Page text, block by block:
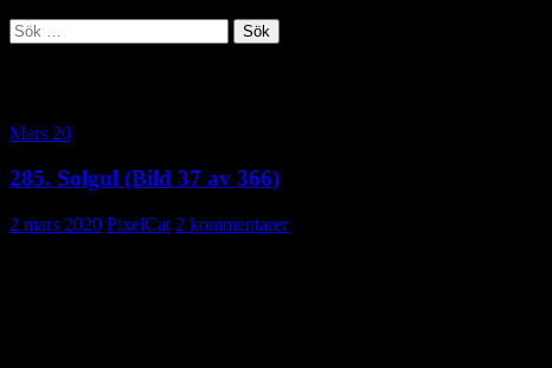
Sök
efter:
Mars 20
285. Solgul (Bild 37 av 366)
2 mars 2020 PixelCat 2 kommentarer